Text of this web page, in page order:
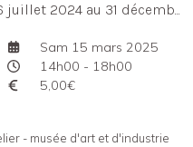
2024 au 31 décemb...
Sam 15 mars 2025
14h00 - 18h00
5,00€
- musée d'art et d'industrie